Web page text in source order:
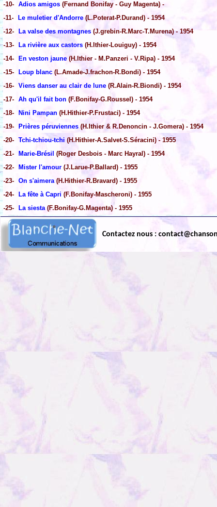
-10- Adios amigos (Fernand Bonifay - Guy Magenta) -
-11-
Le muletier d'Andorre (L.Poterat-P.Durand) - 1954
-12-
La valse des montagnes (J.grebin-R.Marc-T.Murena) - 1954
-13-
La rivière aux castors (H.Ithier-Louiguy) - 1954
-14-
En veston jaune (H.Ithier - M.Panzeri - V.Ripa) - 1954
-15-
Loup blanc (L.Amade-J.frachon-R.Bondi) - 1954
-16- Viens danser au clair de lune (R.Alain-R.Biondi) - 1954
-17- Ah qu'il fait bon (F.Bonifay-G.Roussel) - 1954
-18-
Nini Pampan (H.Hithier-P.Frustaci) - 1954
-19-
Prières péruviennes (H.Ithier & R.Denoncin - J.Gomera) - 1954
-20- Tchi-tchiou-tchi (H.Hithier-A.Salvet-S.Séracini) - 1955
-21-
Marie-Brésil (Roger Desbois - Marc Hayral) - 1954
-22-
Mister l'amour (J.Larue-P.Ballard) - 1955
-23- On s'aimera(H.Hithier-R.Bravard) - 1955
-24-
La fête à Capri (F.Bonifay-Mascheroni) - 1955
-25-
La siesta(F.Bonifay-G.Magenta) - 1955
Contactez nous :